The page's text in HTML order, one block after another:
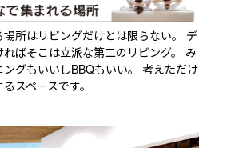
場所はリビングだけとは限らない。 デ
ればそこは立派な第二のリビング。 み
ングもいいしBBQもいい。 考えただけ
スペースです。